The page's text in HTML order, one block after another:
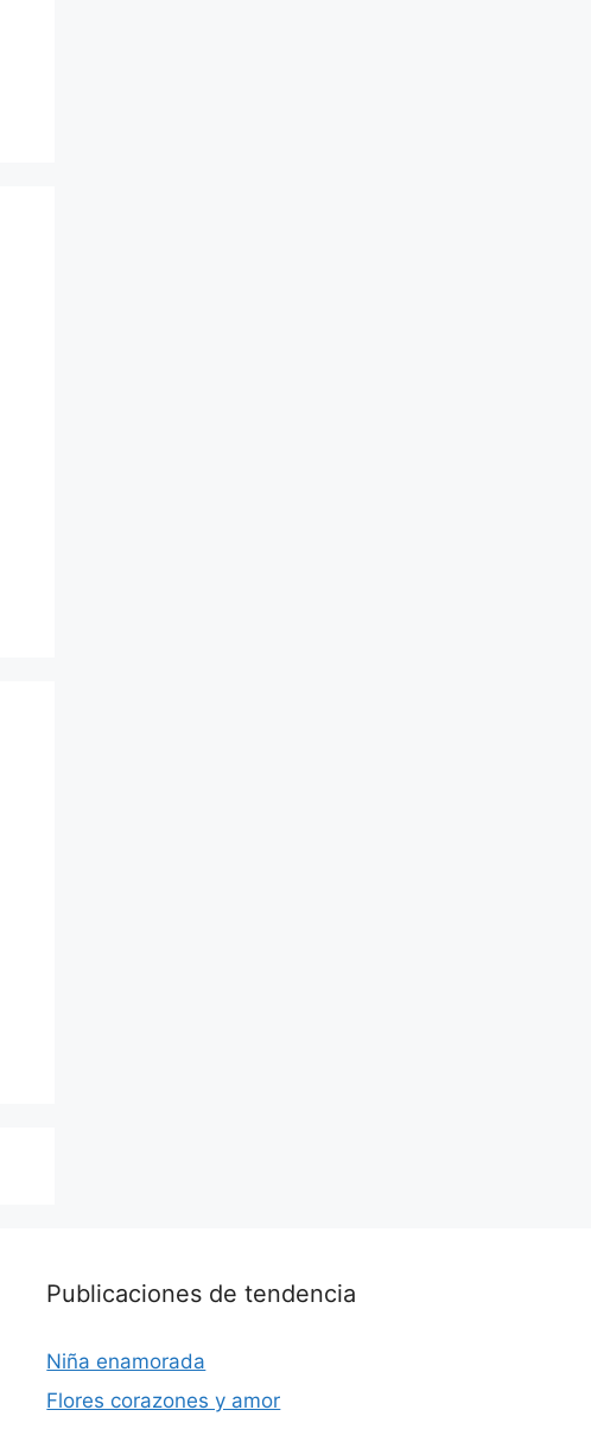
Publicaciones de tendencia
Niña enamorada
Flores corazones y amor